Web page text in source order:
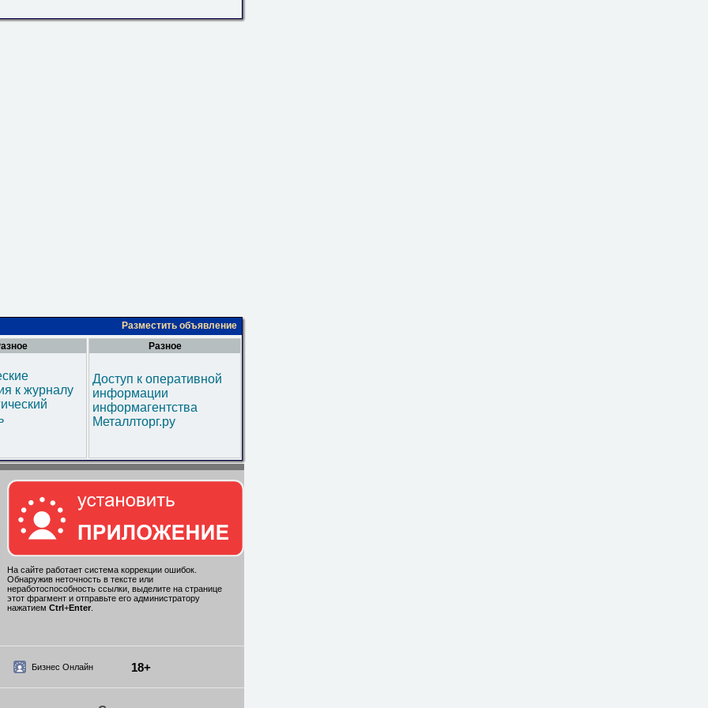
Разместить объявление
к журналу
Разное
Доступ к оперативной
информации
информагентства
Металлторг.ру
На сайте работает система коррекции ошибок.
Обнаружив неточность в тексте или
неработоспособность ссылки, выделите на странице
этот фрагмент и отправьте его администратору
нажатием Ctrl +Enter.
Бизнес Онлайн 18+